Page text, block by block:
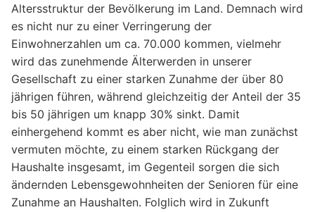
Altersstruktur der Bevölkerung im Land. Demnach wird
es nicht nur zu einer Verringerung der
Einwohnerzahlen um ca. 70.000 kommen, vielmehr
wird das zunehmende Älterwerden in unserer
Gesellschaft zu einer starken Zunahme der über 80
jährigen führen, während gleichzeitig der Anteil der 35
bis 50 jährigen um knapp 30% sinkt. Damit
einhergehend kommt es aber nicht, wie man zunächst
vermuten möchte, zu einem starken Rückgang der
Haushalte insgesamt, im Gegenteil sorgen die sich
ändernden Lebensgewohnheiten der Senioren für eine
Zunahme an Haushalten. Folglich wird in Zukunft